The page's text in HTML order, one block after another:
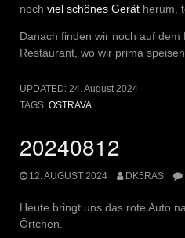
noch viel schönes Gerät herum,
Danach finden wir noch auf dem
Restaurant, wo wir prima
UPDATED: 24. August 2024
TAGS: OSTRAVA
20240812
12. AUGUST 2024 DK5RAS
Heute bringt uns das rote Auto
Örtchen.